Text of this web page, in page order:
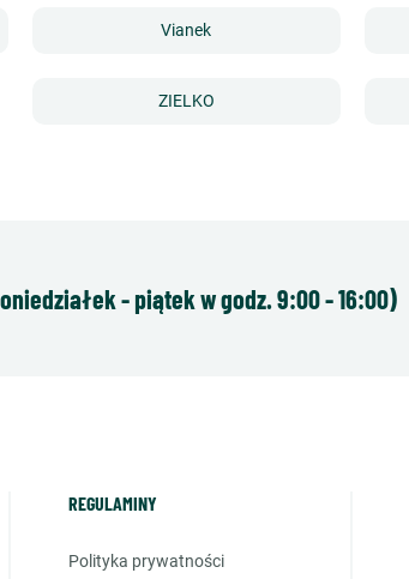
Vianek
ZIELKO
- piątek w godz. 9:00 - 16:00)
REGULAMINY
polityka prywatności